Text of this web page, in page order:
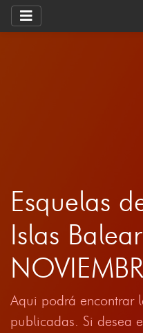
Esquelas
Islas
Aqui podrá encontrar
publicadas. Si desea